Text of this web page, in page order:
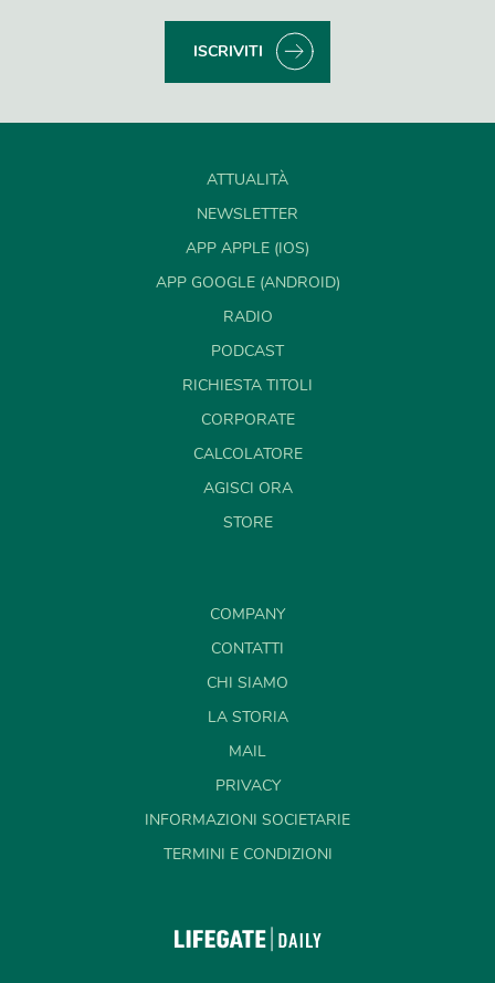
ISCRIVITI
ATTUALITÀ
NEWSLETTER
APP APPLE (IOS)
APP GOOGLE (ANDROID)
RADIO
PODCAST
RICHIESTA TITOLI
CORPORATE
CALCOLATORE
AGISCI ORA
STORE
COMPANY
CONTATTI
CHI SIAMO
LA STORIA
MAIL
PRIVACY
INFORMAZIONI SOCIETARIE
TERMINI E CONDIZIONI